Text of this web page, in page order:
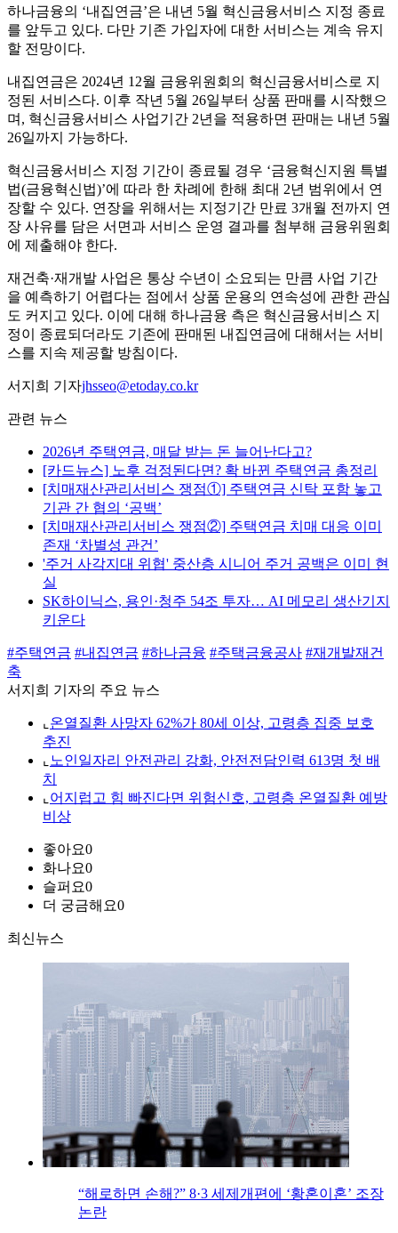
하나금융의 ‘내집연금’은 내년 5월 혁신금융서비스 지정 종료
를 앞두고 있다. 다만 기존 가입자에 대한 서비스는 계속 유지
할 전망이다.
내집연금은 2024년 12월 금융위원회의 혁신금융서비스로 지
정된 서비스다. 이후 작년 5월 26일부터 상품 판매를 시작했으
며, 혁신금융서비스 사업기간 2년을 적용하면 판매는 내년 5월
26일까지 가능하다.
혁신금융서비스 지정 기간이 종료될 경우 ‘금융혁신지원 특별
법(금융혁신법)’에 따라 한 차례에 한해 최대 2년 범위에서 연
장할 수 있다. 연장을 위해서는 지정기간 만료 3개월 전까지 연
장 사유를 담은 서면과 서비스 운영 결과를 첨부해 금융위원회
에 제출해야 한다.
재건축·재개발 사업은 통상 수년이 소요되는 만큼 사업 기간
을 예측하기 어렵다는 점에서 상품 운용의 연속성에 관한 관심
도 커지고 있다. 이에 대해 하나금융 측은 혁신금융서비스 지
정이 종료되더라도 기존에 판매된 내집연금에 대해서는 서비
스를 지속 제공할 방침이다.
서지희 기자jhsseo@etoday.co.kr
관련 뉴스
2026년 주택연금, 매달 받는 돈 늘어난다고?
[카드뉴스] 노후 걱정된다면? 확 바뀐 주택연금 총정리
[치매재산관리서비스 쟁점①] 주택연금 신탁 포함 놓고
기관 간 협의 ‘공백’
[치매재산관리서비스 쟁점②] 주택연금 치매 대응 이미
존재 ‘차별성 관건’
'주거 사각지대 위협' 중산층 시니어 주거 공백은 이미 현
실
SK하이닉스, 용인·청주 54조 투자… AI 메모리 생산기지
키운다
#주택연금 #내집연금 #하나금융 #주택금융공사 #재개발재건
축
서지희 기자의 주요 뉴스
⌞ 온열질환 사망자 62%가 80세 이상, 고령층 집중 보호
추진
⌞ 노인일자리 안전관리 강화, 안전전담인력 613명 첫 배
치
⌞ 어지럽고 힘 빠진다면 위험신호, 고령층 온열질환 예방
비상
좋아요0
화나요0
슬퍼요0
더 궁금해요0
최신뉴스
“해로하면 손해?” 8·3 세제개편에 ‘황혼이혼’ 조장
논란